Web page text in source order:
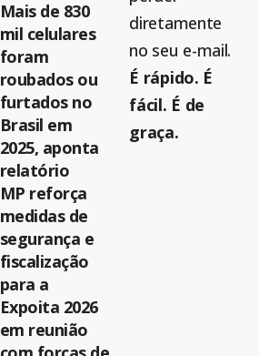
Mais de 830
mil celulares
foram
roubados ou
furtados no
Brasil em
2025, aponta
relatório
MP reforça
medidas de
segurança e
fiscalização
para a
Expoita 2026
em reunião
diretamente
no seu e-mail.
É rápido. É
fácil. É de
graça.